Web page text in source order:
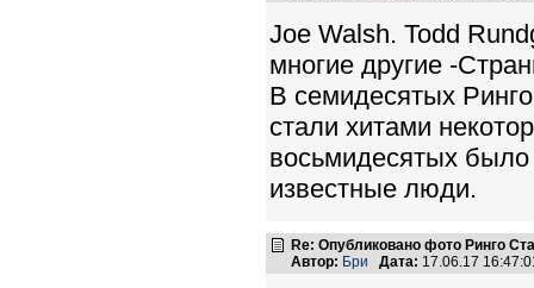
Joe Walsh. Todd
многие другие -
В семидесятых
стали хитами
восьмидесятых было
известные люди.
Re: Опубликовано фото Ринго
Автор: Бри Дата: 17.06.17